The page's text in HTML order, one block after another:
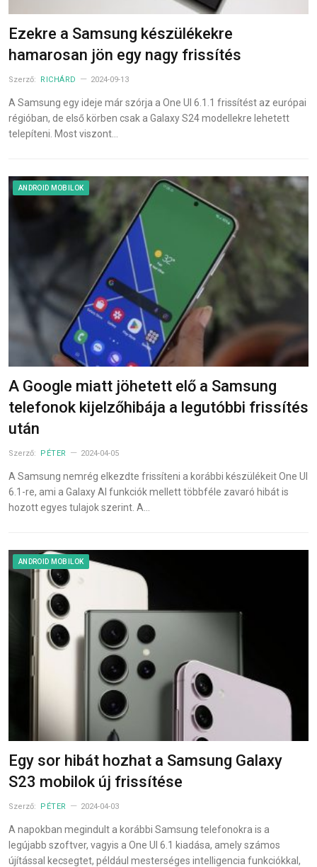
Ezekre a Samsung készülékekre
hamarosan jön egy nagy frissítés
Szerző: RICHÁRD 2024-09-13
A Samsung egy ideje már szórja a One UI 6.1.1 frissítést az európai
régióban, de első körben csak a Galaxy S24 modellekre lehetett
telepíteni. Most viszont…
ANDROID MOBILOK
A Google miatt jöhetett elő a Samsung
telefonok kijelzőhibája a legutóbbi frissítés
után
Szerző: PÉTER 2024-04-05
A Samsung nemrég elkezdte frissíteni a korábbi készülékeit One UI
6.1-re, ami a Galaxy AI funkciók mellett többféle zavaró hibát is
hozott egyes tulajok szerint. A…
ANDROID MOBILOK
Egy sor hibát hozhat a Samsung Galaxy
S23 mobilok új frissítése
Szerző: PÉTER 2024-04-03
A napokban megindult a korábbi Samsung telefonokra is a
legújabb szoftver, vagyis a One UI 6.1 kiadása, amely számos
újítással kecsegtet, például mesterséges intelligencia funkciókkal,